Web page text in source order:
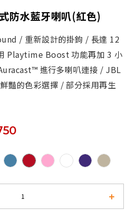
防水藍牙喇叭(紅色)
/ 重新設計的掛鉤 / 長達 12
Playtime Boost 功能再加 3 小
進行多喇叭連接 / JBL
豔的色彩選擇 / 部分採用再生